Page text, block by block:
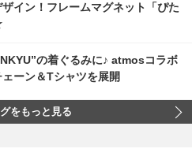
イン！フレームマグネット「ぴた
の着ぐるみに♪ atmosコラボ
ーン＆Tシャツを展開
をもっと見る